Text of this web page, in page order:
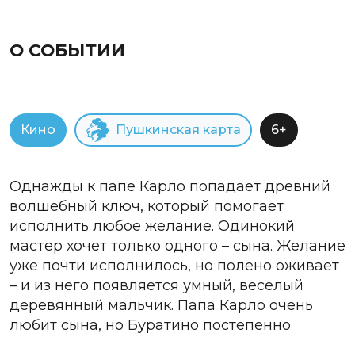
О СОБЫТИИ
Кино Пушкинская карта 6+
Однажды к папе Карло попадает древний
волшебный ключ, который помогает
исполнить любое желание. Одинокий
мастер хочет только одного – сына. Желание
уже почти исполнилось, но полено оживает
– и из него появляется умный, веселый
деревянный мальчик. Папа Карло очень
любит сына, но Буратино постепенно